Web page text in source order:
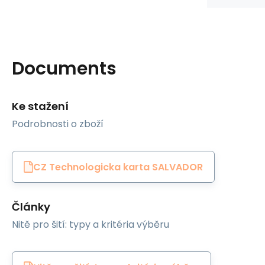
Documents
Ke stažení
Podrobnosti o zboží
CZ Technologicka karta SALVADOR
Články
Nitě pro šití: typy a kritéria výběru